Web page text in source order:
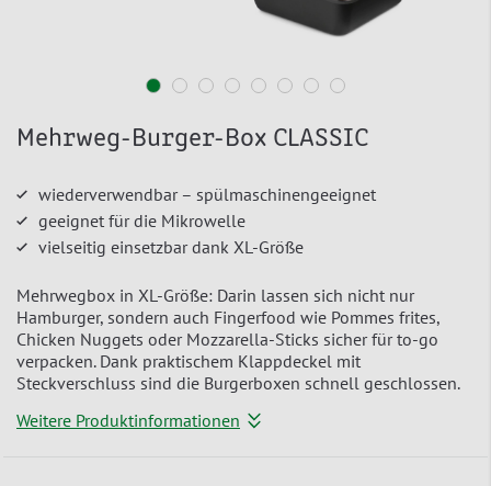
Mehrweg-Burger-Box CLASSIC
wiederverwendbar – spülmaschinengeeignet
geeignet für die Mikrowelle
vielseitig einsetzbar dank XL-Größe
Mehrwegbox in XL-Größe: Darin lassen sich nicht nur
Hamburger, sondern auch Fingerfood wie Pommes frites,
Chicken Nuggets oder Mozzarella-Sticks sicher für to-go
verpacken. Dank praktischem Klappdeckel mit
Steckverschluss sind die Burgerboxen schnell geschlossen.
Weitere Produktinformationen